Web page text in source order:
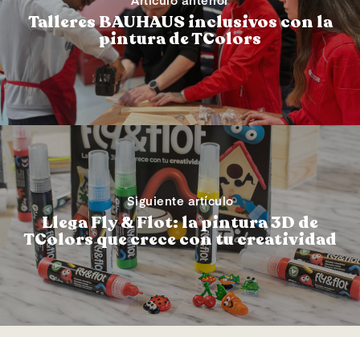
Talleres BAUHAUS inclusivos con la
pintura de TColors
Siguiente artículo
Llega Fly & Flot: la pintura 3D de
TColors que crece con tu creatividad